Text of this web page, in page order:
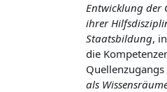
Entwicklung der
ihrer
Staatsbildung,
die
als